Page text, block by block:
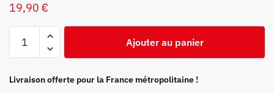
19,90 €
Demon
Ajouter au panier
Livraison offerte pour la France métropolitaine !